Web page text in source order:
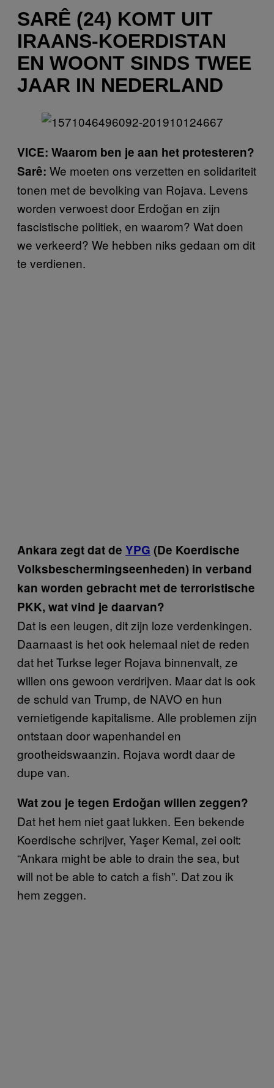
SARÊ (24) KOMT UIT
IRAANS-KOERDISTAN
EN WOONT SINDS TWEE
JAAR IN NEDERLAND
VICE: Waarom ben je aan het protesteren?
Sarê: We moeten ons verzetten en solidariteit
tonen met de bevolking van Rojava. Levens
worden verwoest door Erdoğan en zijn
fascistische politiek, en waarom? Wat doen
we verkeerd? We hebben niks gedaan om dit
te verdienen.
Ankara zegt dat de YPG (De Koerdische
Volksbeschermingseenheden) in verband
kan worden gebracht met de terroristische
PKK, wat vind je daarvan?
Dat is een leugen, dit zijn loze verdenkingen.
Daarnaast is het ook helemaal niet de reden
dat het Turkse leger Rojava binnenvalt, ze
willen ons gewoon verdrijven. Maar dat is ook
de schuld van Trump, de NAVO en hun
vernietigende kapitalisme. Alle problemen zijn
ontstaan door wapenhandel en
grootheidswaanzin. Rojava wordt daar de
dupe van.
Wat zou je tegen Erdoğan willen zeggen?
Dat het hem niet gaat lukken. Een bekende
Koerdische schrijver, Yaşer Kemal, zei ooit:
“Ankara might be able to drain the sea, but
will not be able to catch a fish”. Dat zou ik
hem zeggen.